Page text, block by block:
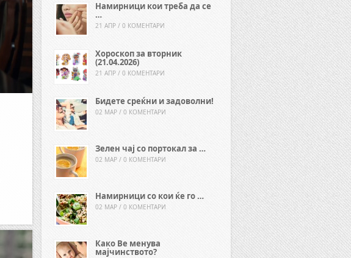
Намирници кои треба да се
…
21 АПР / 0 КОМЕНТАРИ
Хороскоп за вторник
(21.04.2026)
21 АПР / 0 КОМЕНТАРИ
Бидете среќни и задоволни!
02 МАР / 0 КОМЕНТАРИ
Зелен чај со портокал за …
02 МАР / 0 КОМЕНТАРИ
Намирници со кои ќе го …
02 МАР / 0 КОМЕНТАРИ
Како Ве менува
мајчинството?